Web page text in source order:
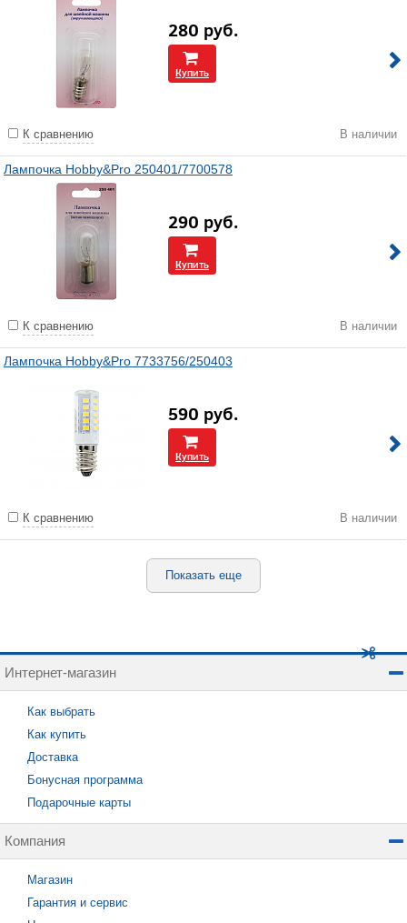
280 руб.
Купить
К сравнению В наличии
Лампочка Hobby&Pro 250401/7700578
290 руб.
Купить
К сравнению В наличии
Лампочка Hobby&Pro 7733756/250403
590 руб.
Купить
К сравнению В наличии
Показать еще
Интернет-магазин
Как выбрать
Как купить
Доставка
Бонусная программа
Подарочные карты
Компания
Магазин
Гарантия и сервис